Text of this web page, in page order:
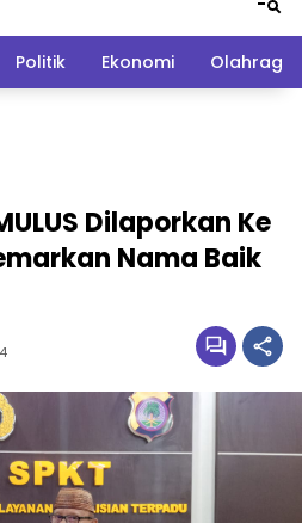
Politik Ekonomi Olahraga
Dilaporkan Ke
Nama Baik